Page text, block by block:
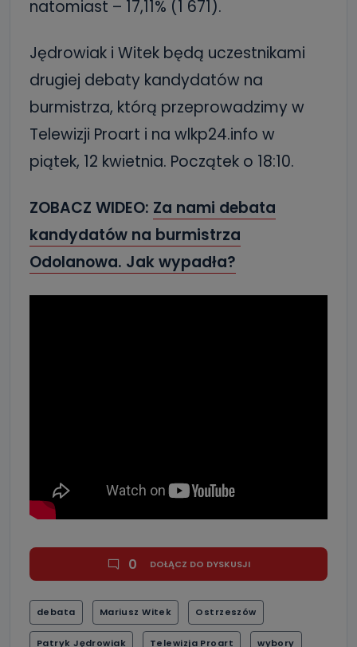
natomiast – 17,11% (1 671).
Jędrowiak i Witek będą uczestnikami
drugiej debaty kandydatów na
burmistrza, którą przeprowadzimy w
Telewizji Proart i na wlkp24.info w
piątek, 12 kwietnia. Początek o 18:10.
ZOBACZ WIDEO: Za nami debata
kandydatów na burmistrza
Odolanowa. Jak wypadła?
0 DOŁĄCZ DO DYSKUSJI
debata Mariusz Witek Ostrzeszów
Patryk Jędrowiak Telewizja Proart wybory